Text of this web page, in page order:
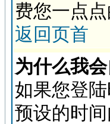
费您一点
返回页首
为什么我
如果您登
预设的时